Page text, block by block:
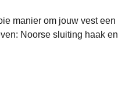
manier om jouw vest een
Noorse sluiting haak en